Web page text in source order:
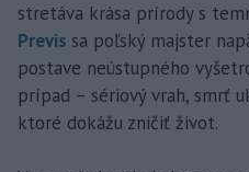
stretáva krása prírody s
Previs sa poľský majster
postave neústupného
prípad – sériový vrah, smrť
ktoré dokážu zničiť život.